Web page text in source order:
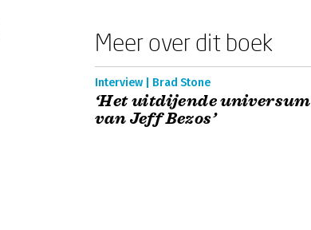
Meer over dit boek
Interview | Brad Stone
‘Het uitdijende universum
van Jeff Bezos’